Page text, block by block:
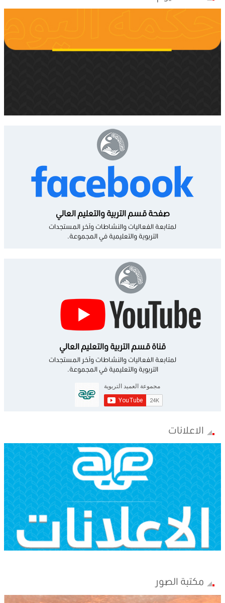
صفحة قسم التربية والتعليم العالي
لمتابعة الفعاليات والنشاطات وآخر المستجدات
التربوية والتعليمية في المجموعة.
قناة قسم التربية والتعليم العالي
لمتابعة الفعاليات والنشاطات وآخر المستجدات
التربوية والتعليمية في المجموعة.
الاعلانات
مكتبة الصور